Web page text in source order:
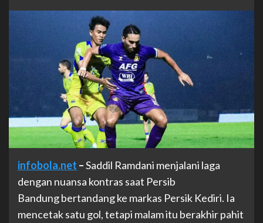
infobola.net –Saddil Ramdani menjalani laga
dengan nuansa kontras saat Persib
Bandung bertandang ke markas Persik Kediri. Ia
mencetak satu gol, tetapi malam itu berakhir pahit